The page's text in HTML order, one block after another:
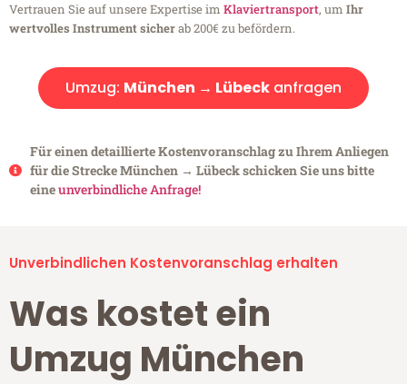
Vertrauen Sie auf unsere Expertise im Klaviertransport, um Ihr
wertvolles Instrument sicherab 200€ zu befördern.
Umzug: München → Lübeck anfragen
Für einen detaillierte Kostenvoranschlag zu Ihrem Anliegen
für die Strecke München → Lübeck schicken Sie uns bitte
eineunverbindliche Anfrage!
Unverbindlichen Kostenvoranschlag erhalten
Was kostet ein
Umzug München